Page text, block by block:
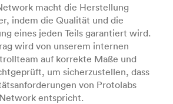
macht die Herstellung
indem die Qualität und die
eines jeden Teils garantiert wird.
wird von unserem internen
auf korrekte Maße und
um sicherzustellen, dass
von Protolabs
Network entspricht.